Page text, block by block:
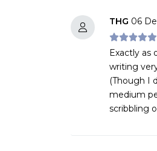
THG 06
Exactly as
writing
(Though I
medium
scribbling